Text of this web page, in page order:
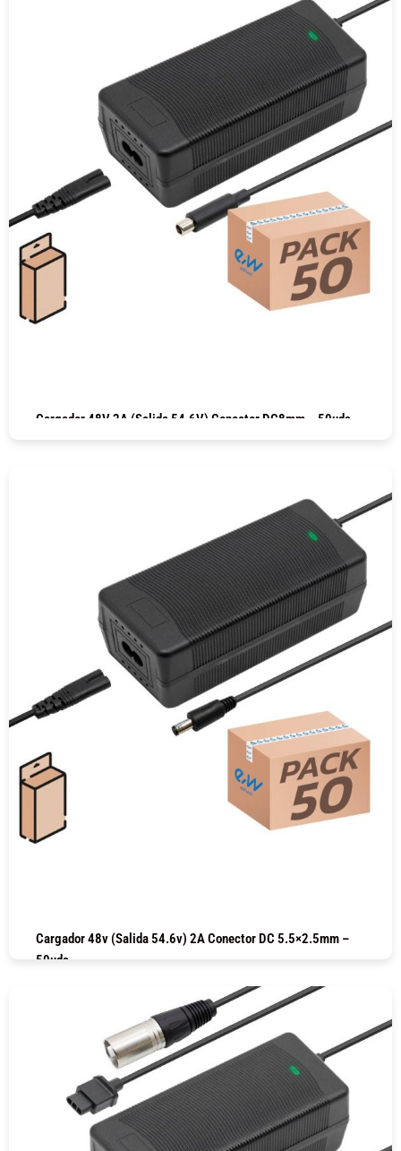
Cargador 48V 2A (salida 54.6V) Conector DC8mm – 50uds
Cargador 48v (salida 54.6v) 2A Conector DC 5.5×2.5mm –
50uds